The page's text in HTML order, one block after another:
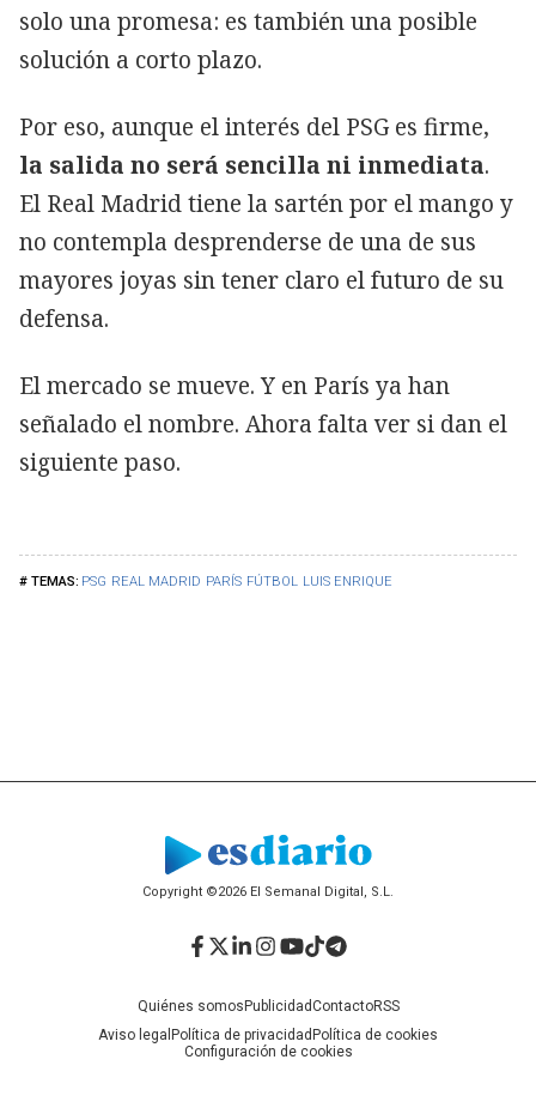
PSG REAL MADRID PARÍS FÚTBOL LUIS ENRIQUE
solo una promesa: es también una posible
solución a corto plazo.
Por eso, aunque el interés del PSG es firme,
la salida no será sencilla ni inmediata.
El Real Madrid tiene la sartén por el mango y
no contempla desprenderse de una de sus
mayores joyas sin tener claro el futuro de su
defensa.
El mercado se mueve. Y en París ya han
señalado el nombre. Ahora falta ver si dan el
siguiente paso.
Copyright ©2026 El Semanal Digital, S.L.
Quiénes somos PublicidadContactoRSS
Aviso legal Política de privacidad Política de cookies
Configuración de cookies
Facebook
Twitter
LinkedIn
Instagram
YouTube
TikTok
Telegram